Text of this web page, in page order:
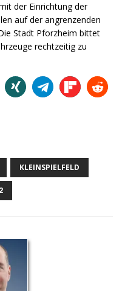
der Einrichtung der
auf der angrenzenden
Stadt Pforzheim bittet
rechtzeitig zu
KLEINSPIELFELD